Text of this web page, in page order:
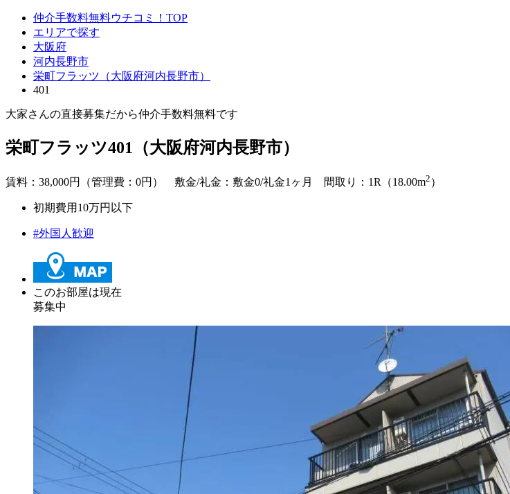
仲介手数料無料ウチコミ！TOP
エリアで探す
大阪府
河内長野市
栄町フラッツ（大阪府河内長野市）
401
大家さんの直接募集だから仲介手数料無料です
栄町フラッツ401（大阪府河内長野市）
賃料： 38,000円（管理費：0円） 敷金/礼金： 敷金0/礼金1ヶ月 間取り：1R（18.00m2 ）
初期費用10万円以下
#外国人歓迎
このお部屋は現在
募集中